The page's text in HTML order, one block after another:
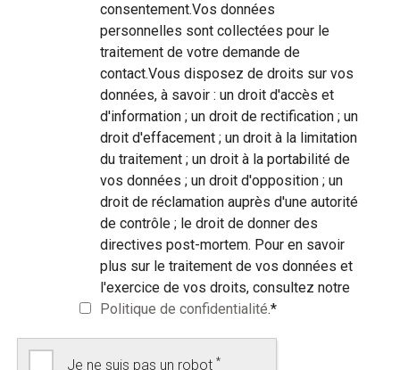
consentement.Vos données
personnelles sont collectées pour le
traitement de votre demande de
contact.Vous disposez de droits sur vos
données, à savoir : un droit d'accès et
d'information ; un droit de rectification ; un
droit d'effacement ; un droit à la limitation
du traitement ; un droit à la portabilité de
vos données ; un droit d'opposition ; un
droit de réclamation auprès d'une autorité
de contrôle ; le droit de donner des
directives post-mortem. Pour en savoir
plus sur le traitement de vos données et
l'exercice de vos droits, consultez notre
Politique de confidentialité.*
Je ne suis pas un robot *